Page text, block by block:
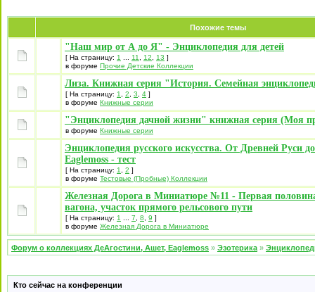
Похожие темы
"Наш мир от А до Я" - Энциклопедия для детей
[ На страницу: 1 11 12 13 ]
в форуме Прочие Детские Коллекции
Лиза. Книжная серия "История. Семейная
[ На страницу: 1 2 3 4 ]
в форуме Книжные серии
"Энциклопедия дачной жизни" книжная серия (Моя
в форуме Книжные серии
Энциклопедия русского искусства. От Древней Руси
Eaglemoss - тест
[ На страницу: 1 2 ]
в форуме Тестовые (Пробные) Коллекции
Железная Дорога в Миниатюре №11 - Первая
вагона, участок прямого рельсового пути
[ На страницу: 1 7 8 9 ]
в форуме Железная Дорога в Миниатюре
Форум о коллекциях ДеАгостини, Ашет, Eaglemoss » Эзотерика »
Кто сейчас на конференции